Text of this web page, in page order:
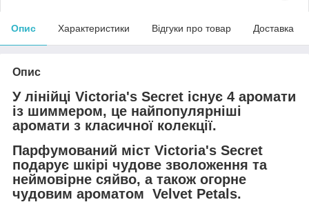
Опис Характеристики Відгуки про товар Доставка
Опис
У лінійці Victoria's Secret існує 4 аромати
із шиммером, це найпопулярніші
аромати з класичної колекції.
Парфумований міст Victoria's Secret
подарує шкірі чудове зволоження та
неймовірне сяйво, а також огорне
чудовим ароматом Velvet Petals.